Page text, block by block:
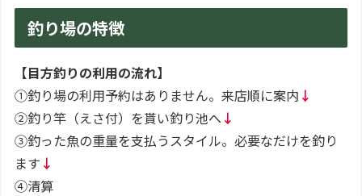
釣り場の特徴
【目方釣りの利用の流れ】
①釣り場の利用予約はありません。来店順に案内 ↓
②釣り竿（えさ付）を貰い釣り池へ ↓
③釣った魚の重量を支払うスタイル。必要なだけを釣り
ます ↓
④清算